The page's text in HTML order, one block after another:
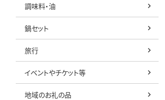
調味料・油
鍋セット
旅行
イベントやチケット等
地域のお礼の品